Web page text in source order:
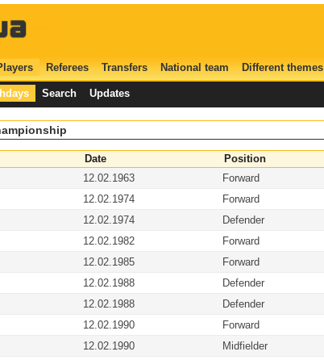
Referees Transfers National team Different themes
Search Updates
Date
Position
12.02.1963
Forward
12.02.1974
Forward
12.02.1974
Defender
12.02.1982
Forward
12.02.1985
Forward
12.02.1988
Defender
12.02.1988
Defender
12.02.1990
Forward
12.02.1990
Midfielder